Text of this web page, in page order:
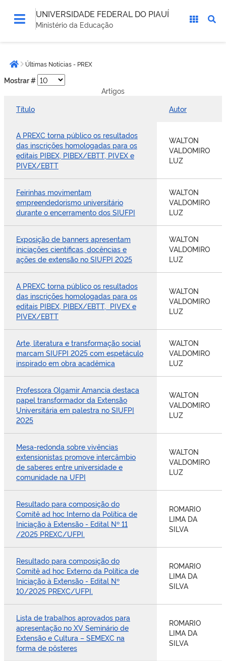
UNIVERSIDADE FEDERAL DO PIAUÍ
Ministério da Educação
estáPágina inicial
Últimas Notícias - PREX
Mostrar #
Artigos
Título
Autor
A PREXC torna público os resultados
das inscrições homologadas para os
editais PIBEX, PIBEX/EBTT, PIVEX e
PIVEX/EBTT
WALTON
VALDOMIRO
LUZ
Feirinhas movimentam
empreendedorismo universitário
durante o encerramento dos SIUFPI
WALTON
VALDOMIRO
LUZ
Exposição de banners apresentam
iniciações científicas, docências e
ações de extensão no SIUFPI 2025
WALTON
VALDOMIRO
LUZ
A PREXC torna público os resultados
das inscrições homologadas para os
editais PIBEX, PIBEX/EBTT, PIVEX e
PIVEX/EBTT
WALTON
VALDOMIRO
LUZ
Arte, literatura e transformação social
marcam SIUFPI 2025 com espetáculo
inspirado em obra acadêmica
WALTON
VALDOMIRO
LUZ
Professora Olgamir Amancia destaca
papel transformador da Extensão
Universitária em palestra no SIUFPI
2025
WALTON
VALDOMIRO
LUZ
Mesa-redonda sobre vivências
extensionistas promove intercâmbio
de saberes entre universidade e
comunidade na UFPI
WALTON
VALDOMIRO
LUZ
Resultado para composição do
Comitê ad hoc Interno da Política de
Iniciação à Extensão - Edital Nº 11
/2025 PREXC/UFPI.
ROMARIO
LIMA DA
SILVA
Resultado para composição do
Comitê ad hoc Externo da Política de
Iniciação à Extensão - Edital Nº
10/2025 PREXC/UFPI.
ROMARIO
LIMA DA
SILVA
Lista de trabalhos aprovados para
apresentação no XV Seminário de
Extensão e Cultura – SEMEXC na
forma de pôsteres
ROMARIO
LIMA DA
SILVA